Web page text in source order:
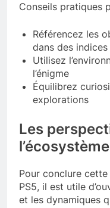
Conseils pratiques
Référencez les
dans des
Utilisez
l’énigme
Équilibrez
explorations
Les
Pour conclure
PS5, il est utile
et les dynamiques